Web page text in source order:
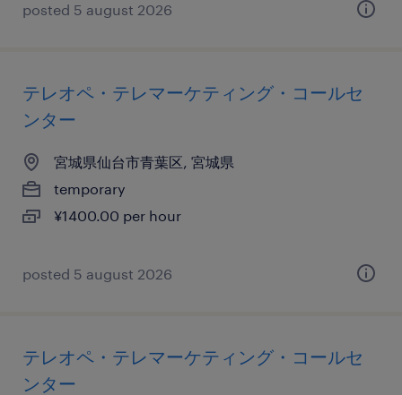
posted 5 august 2026
テレオペ・テレマーケティング・コールセ
ンター
宮城県仙台市青葉区, 宮城県
temporary
¥1400.00 per hour
posted 5 august 2026
テレオペ・テレマーケティング・コールセ
ンター